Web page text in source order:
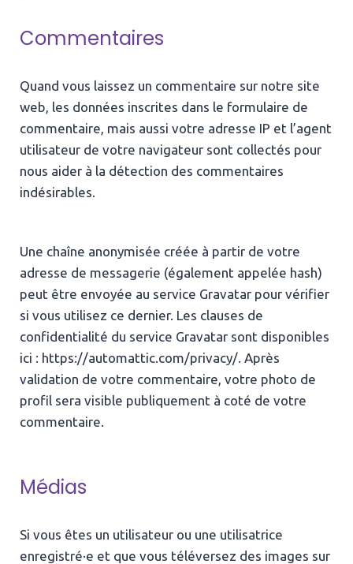
Commentaires
Quand vous laissez un commentaire sur notre site
web, les données inscrites dans le formulaire de
commentaire, mais aussi votre adresse IP et l’agent
utilisateur de votre navigateur sont collectés pour
nous aider à la détection des commentaires
indésirables.
Une chaîne anonymisée créée à partir de votre
adresse de messagerie (également appelée hash)
peut être envoyée au service Gravatar pour vérifier
si vous utilisez ce dernier. Les clauses de
confidentialité du service Gravatar sont disponibles
ici : https://automattic.com/privacy/. Après
validation de votre commentaire, votre photo de
profil sera visible publiquement à coté de votre
commentaire.
Médias
Si vous êtes un utilisateur ou une utilisatrice
enregistré·e et que vous téléversez des images sur